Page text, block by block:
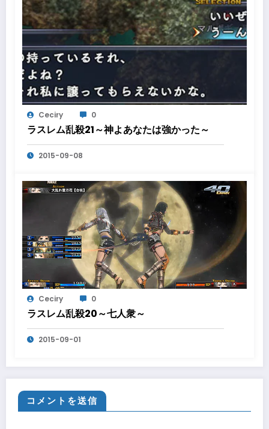
Ceciry 0
ラスレム乱殺21～神よあなたは強かった～
2015-09-08
Ceciry 0
ラスレム乱殺20～七人衆～
2015-09-01
コメントを送信